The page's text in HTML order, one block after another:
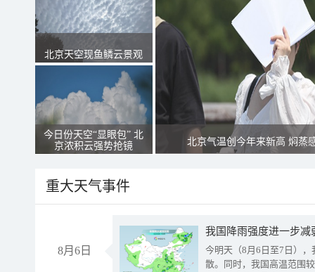
北京天空现鱼鳞云景观
今日份天空“显眼包” 北
京浓积云强势抢镜
北京气温创今年来新高 焖蒸
重大天气事件
8月6日
今明天（8月6日至7日）
散。同时，我国高温范围